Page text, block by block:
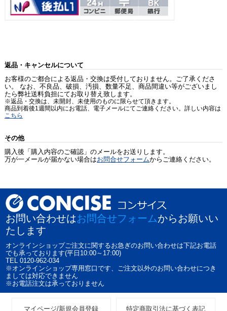
返品・キャンセルについて
お客様のご都合による返品・交換は受付しておりません。ご了承くださ
い。 なお、不良品、破損、汚損、数量不足、商品間違い等がございまし
たら弊社送料負担にてお取り替え致します。
※返品・交換は、未開封、未使用のものに限らせて頂きます。
商品到着後1週間以内にお電話、電子メールにてご連絡ください。詳しい内容は
こちら
その他
購入後「購入内容のご確認」のメールをお送りします。
万が一メールが届かない場合はお問合せフォームからご連絡ください。
お問い合わせはお問合せフォームからお願いい
たします
オンラインショップご注文に関するお急ぎのお問い合わせは下記お電話
でも承っております(平日10:00～17:00)
TEL 0120-962-034
※オンラインショップ専用窓口です、ご注文以外のお問い合わせにつき
ましては対応できません
※お電話注文は承っておりません
マイページ/新規会員登録 特定商取引法に基づく表記